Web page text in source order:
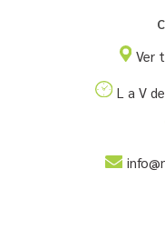
Ver
L a V